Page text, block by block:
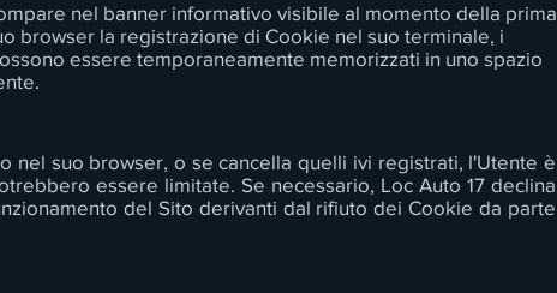
nel banner informativo visibile al momento della prima
browser la registrazione di Cookie nel suo terminale, i
essere temporaneamente memorizzati in uno spazio
suo browser, o se cancella quelli ivi registrati, l'Utente è
essere limitate. Se necessario, Loc Auto 17 declina
del Sito derivanti dal rifiuto dei Cookie da parte